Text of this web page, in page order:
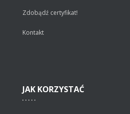
Zdobądź certyfikat!
Kontakt
JAK KORZYSTAĆ